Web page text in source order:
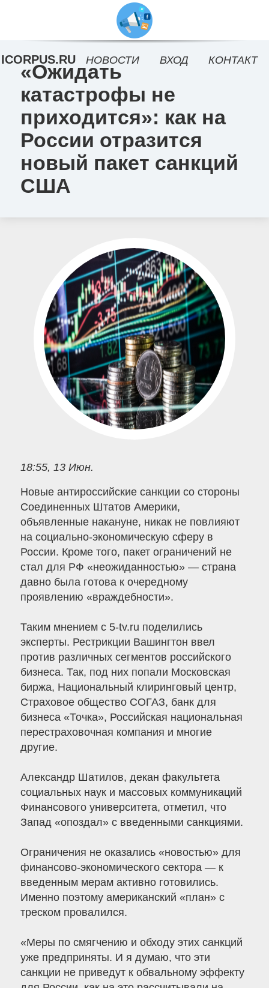
«Ожидать
катастрофы не
приходится»: как на
России отразится
новый пакет санкций
США
18:55, 13 Июн.
Новые антироссийские санкции со стороны
Соединенных Штатов Америки,
объявленные накануне, никак не повлияют
на социально-экономическую сферу в
России. Кроме того, пакет ограничений не
стал для РФ «неожиданностью» — страна
давно была готова к очередному
проявлению «враждебности».
Таким мнением с 5-tv.ru поделились
эксперты. Рестрикции Вашингтон ввел
против различных сегментов российского
бизнеса. Так, под них попали Московская
биржа, Национальный клиринговый центр,
Страховое общество СОГАЗ, банк для
бизнеса «Точка», Российская национальная
перестраховочная компания и многие
другие.
Александр Шатилов, декан факультета
социальных наук и массовых коммуникаций
Финансового университета, отметил, что
Запад «опоздал» с введенными санкциями.
Ограничения не оказались «новостью» для
финансово-экономического сектора — к
введенным мерам активно готовились.
Именно поэтому американский «план» с
треском провалился.
«Меры по смягчению и обходу этих санкций
уже предприняты. И я думаю, что эти
санкции не приведут к обвальному эффекту
ICORPUS.RU НОВОСТИ ВХОД КОНТАКТ